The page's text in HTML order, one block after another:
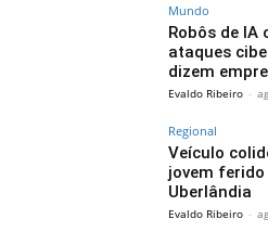
Mundo
Robôs de
ataques
dizem
Evaldo Ribeiro -
Regional
Veículo
jovem ferido
Uberlândia
Evaldo Ribeiro -